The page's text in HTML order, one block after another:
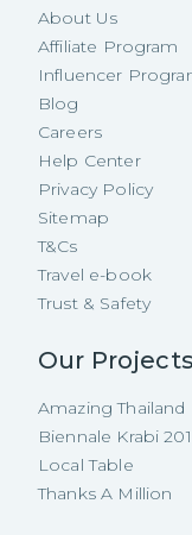
About Us
Affiliate Program
Influencer
Blog
Careers
Help Center
Privacy Policy
Sitemap
T&Cs
Travel e-book
Trust & Safety
Our Projects
Amazing Thailand
Biennale Krabi
Local Table
Thanks A Million